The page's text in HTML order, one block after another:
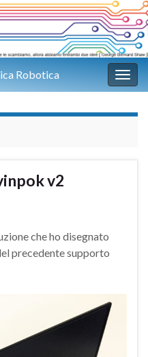
Robotica
v2
che ho disegnato
precedente supporto